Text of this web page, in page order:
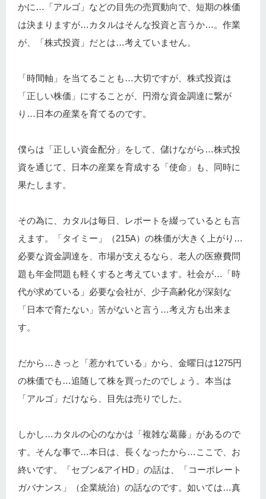
かに…「アルゴ」などの目先の売買動向で、短期の株価
は決まりますが…カタルはそんな投資と言うか…。作業
が、「株式投資」だとは…考えていません。
「時間軸」を当てることも…大切ですが、株式投資は
「正しい株価」にすることが、円滑な資金調達に繋が
り…日本の産業を育てるのです。
僕らは「正しい資金配分」をして、儲けながら…株式投
資を通じて、日本の産業を育成する「使命」も、同時に
果たします。
その為に、カタルは毎日、レポートを綴っているとも言
えます。「タイミー」（215A）の株価が大きく上がり…
必要な資金調達を、市場が支えるなら、老人の医療費問
題も年金問題も軽くすると考えています。社会が…「時
代が求めている」必要な会社が、少子高齢化が深刻な
「日本で育たない」筈がないと言う…考え方も出来ま
す。
だから…きっと「惹かれている」から、金曜日は1275円
の株価でも…追随して株を買ったのでしょう。本当は
「アルゴ」だけなら、目先は売りでした。
しかし…カタルの心のなかは「複雑な葛藤」があるので
す。そんな事で…本日は、長くなったから…ここで、お
終いです。「セブン&アイHD」の話は、「コーポレート
ガバナンス」（企業統治）の話なのです。如いては…真